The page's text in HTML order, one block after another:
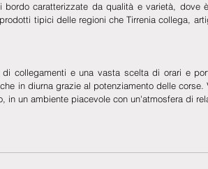
caratterizzate da qualità e varietà, dove
tipici delle regioni che Tirrenia collega,
collegamenti e una vasta scelta di orari e
in diurna grazie al potenziamento delle corse.
in un ambiente piacevole con un'atmosfera di